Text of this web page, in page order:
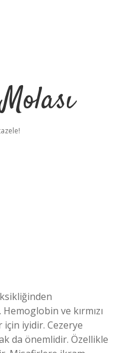
ve kırmızı
için iyidir. Cezerye
da önemlidir. Özellikle